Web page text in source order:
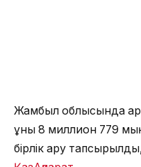
Жамбыл облысында
құны 8 миллион 779
бірлік қару